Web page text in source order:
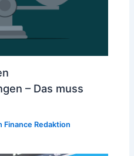
– Das muss
Finance Redaktion